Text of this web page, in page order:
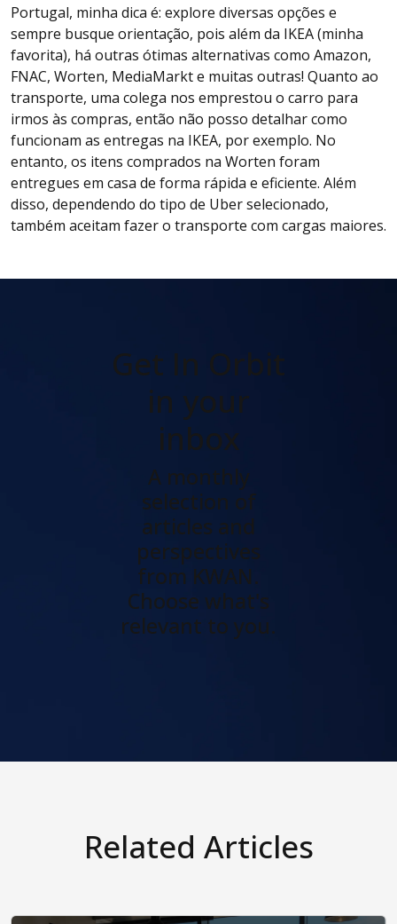
Portugal, minha dica é: explore diversas opções e
sempre busque orientação, pois além da IKEA (minha
favorita), há outras ótimas alternativas como Amazon,
FNAC, Worten, MediaMarkt e muitas outras! Quanto ao
transporte, uma colega nos emprestou o carro para
irmos às compras, então não posso detalhar como
funcionam as entregas na IKEA, por exemplo. No
entanto, os itens comprados na Worten foram
entregues em casa de forma rápida e eficiente. Além
disso, dependendo do tipo de Uber selecionado,
também aceitam fazer o transporte com cargas maiores.
Get In Orbit
in your
inbox
A monthly
selection of
articles and
perspectives
from KWAN.
Choose what's
relevant to you.
Related Articles